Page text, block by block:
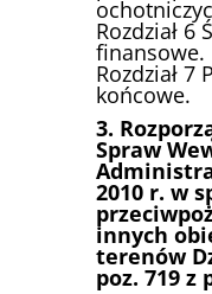
Rozdział 6
finansowe.
Rozdział 7
końcowe.
3.
Spraw
2010 r. w
innych
terenów
poz. 719 z